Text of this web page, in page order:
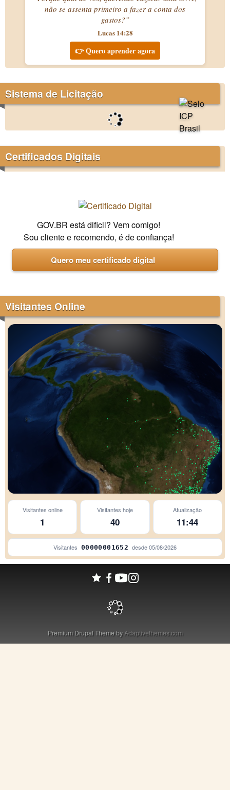
não se assenta primeiro a fazer a conta dos
gastos?”
Lucas 14:28
👉 Quero aprender agora
Sistema de Licitação
Certificados Digitais
GOV.BR está dificil? Vem comigo!
Sou cliente e recomendo, é de confiança!
Quero meu certificado digital
Visitantes Online
Visitantes online
1
Visitantes hoje
40
Atualização
11:44
Visitantes 00000001652 desde05/08/2026
Premium Drupal Theme byAdaptivethemes.com